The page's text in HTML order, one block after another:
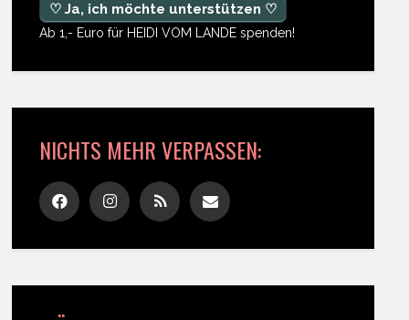
♡ Ja, ich möchte unterstützen ♡
Ab 1,- Euro für HEIDI VOM LANDE spenden!
NICHTS MEHR VERPASSEN: